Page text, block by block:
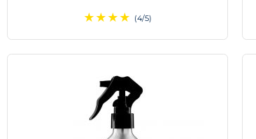
★ ★ ★ ★ (4/5)